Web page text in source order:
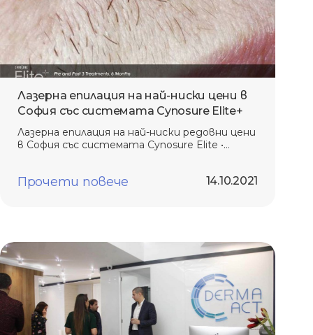
Лазерна епилация на най-ниски цени в
София със системата Cynosure Elite+
Лазерна епилация на най-ниски редовни цени
в София със системата Cynosure Elite •
14.10.2021
Прочети повече